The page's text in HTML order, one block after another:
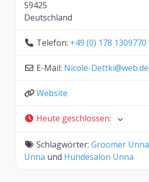
59425
Deutschland
Telefon: +49 (0) 178 1309770
E-Mail: Nicole-Dettki@web.de
Website
Heute geschlossen:
Schlagwörter: Groomer Unna
Unna und Hundesalon Unna